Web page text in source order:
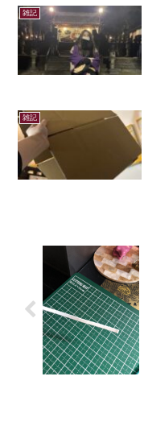
雑記
雑記